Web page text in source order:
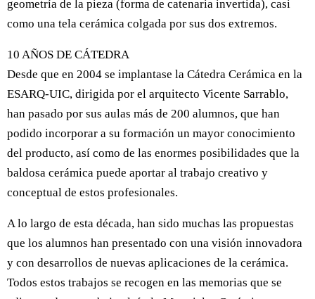
geometría de la pieza (forma de catenaria invertida), casi
como una tela cerámica colgada por sus dos extremos.
10 AÑOS DE CÁTEDRA
Desde que en 2004 se implantase la Cátedra Cerámica en la
ESARQ-UIC, dirigida por el arquitecto Vicente Sarrablo,
han pasado por sus aulas más de 200 alumnos, que han
podido incorporar a su formación un mayor conocimiento
del producto, así como de las enormes posibilidades que la
baldosa cerámica puede aportar al trabajo creativo y
conceptual de estos profesionales.
A lo largo de esta década, han sido muchas las propuestas
que los alumnos han presentado con una visión innovadora
y con desarrollos de nuevas aplicaciones de la cerámica.
Todos estos trabajos se recogen en las memorias que se